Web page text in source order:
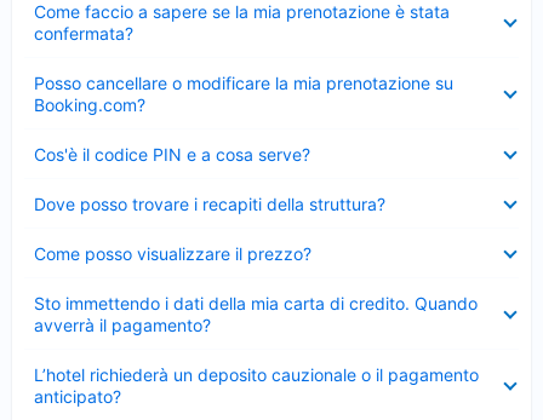
Come faccio a sapere se la mia prenotazione è stata
confermata?
chiuso
Posso cancellare o modificare la mia prenotazione su
Booking.com?
chiuso
Cos'è il codice PIN e a cosa serve?
chiuso
Dove posso trovare i recapiti della struttura?
chiuso
Come posso visualizzare il prezzo?
chiuso
Sto immettendo i dati della mia carta di credito. Quando
avverrà il pagamento?
chiuso
L’hotel richiederà un deposito cauzionale o il pagamento
anticipato?
chiuso